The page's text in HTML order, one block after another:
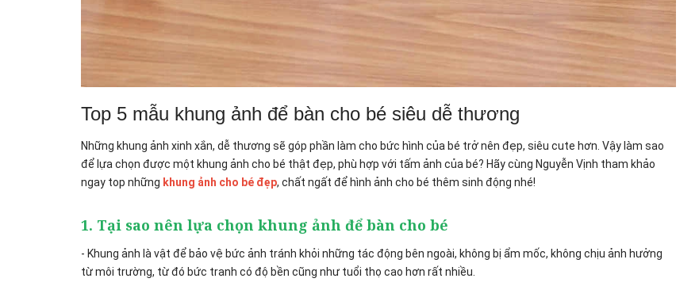
Top 5 mẫu khung ảnh để bàn cho bé siêu dễ thương
Những khung ảnh xinh xắn, dễ thương sẽ góp phần làm cho bức hình của bé trở nên đẹp, siêu cute hơn. Vậy làm sao
để lựa chọn được một khung ảnh cho bé thật đẹp, phù hợp với tấm ảnh của bé? Hãy cùng Nguyễn Vịnh tham khảo
ngay top những khung ảnh cho bé đẹp, chất ngất để hình ảnh cho bé thêm sinh động nhé!
1. Tại sao nên lựa chọn khung ảnh để bàn cho bé
- Khung ảnh là vật để bảo vệ bức ảnh tránh khỏi những tác động bên ngoài, không bị ẩm mốc, không chịu ảnh hưởng
từ môi trường, từ đó bức tranh có độ bền cũng như tuổi thọ cao hơn rất nhiều.